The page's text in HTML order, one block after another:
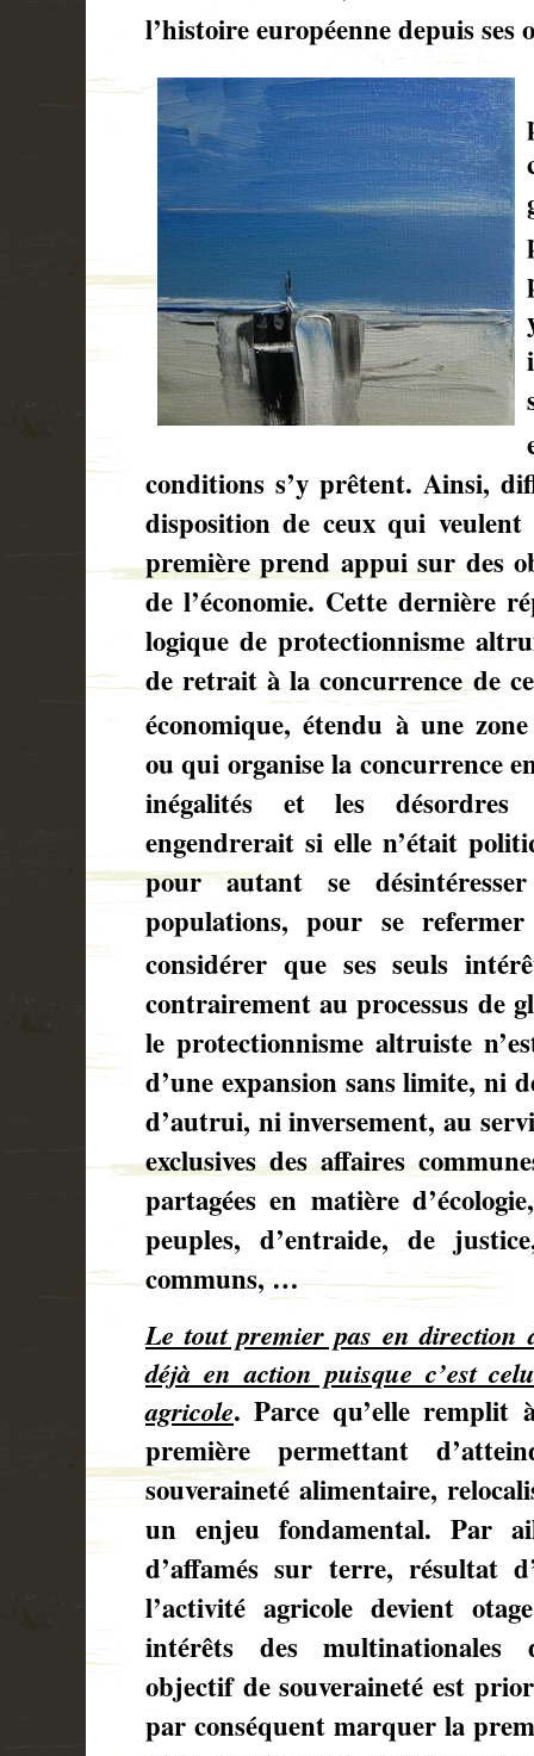
l’histoire européenne depuis ses
conditions s’y prêtent. Ainsi,
disposition de ceux qui
première prend appui sur des
de l’économie. Cette dernière
logique de protectionnisme
de retrait à la concurrence de
économique, étendu à une
ou qui organise la concurrence
inégalités et les désordres
engendrerait si elle n’était
pour autant se
populations, pour se
considérer que ses seuls
contrairement au processus de
le protectionnisme altruiste
d’une expansion sans limite, ni
d’autrui, ni inversement, au
exclusives des affaires
partagées en matière
peuples, d’entraide, de
communs, …
Le tout premier pas en direction
déjà en action puisque c’est
agricole. Parce qu’elle remplit
première permettant
souveraineté alimentaire,
un enjeu fondamental. Par
d’affamés sur terre, résultat
l’activité agricole devient
intérêts des multinationales
objectif de souveraineté est
par conséquent marquer la